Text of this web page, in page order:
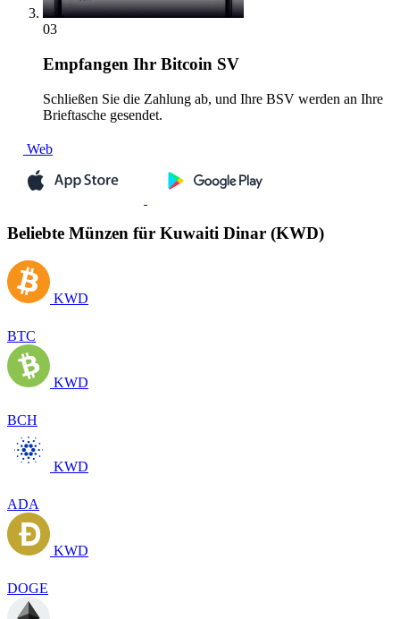
03
Empfangen Ihr Bitcoin SV
Schließen Sie die Zahlung ab, und Ihre BSV werden an Ihre
Brieftasche gesendet.
Web
Beliebte Münzen für Kuwaiti Dinar (KWD)
KWD
BTC
KWD
BCH
KWD
ADA
KWD
DOGE